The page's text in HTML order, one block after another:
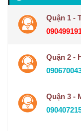
Quận 1 -
Quận 2 -
Quận 3 -